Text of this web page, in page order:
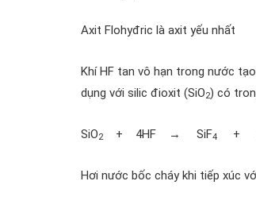
Axit Flohyđric là axit yếu nhất
Khí HF tan vô hạn trong nước
dụng với silic đioxit (SiO2) có
SiO2 + 4HF → SiF4 +
Hơi nước bốc cháy khi tiếp xúc